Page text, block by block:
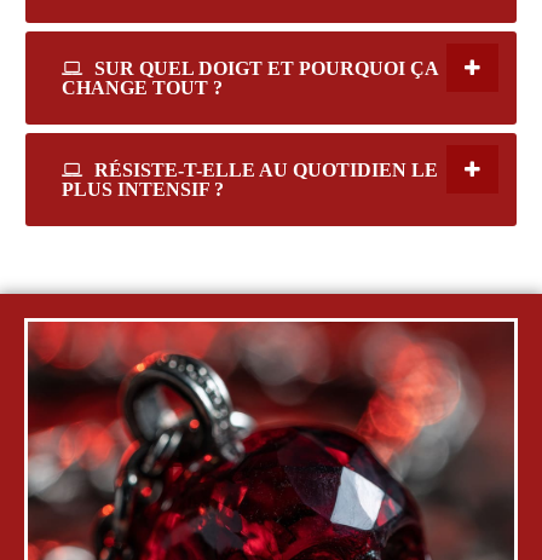
SUR QUEL DOIGT ET POURQUOI ÇA
CHANGE TOUT ?
RÉSISTE-T-ELLE AU QUOTIDIEN LE
PLUS INTENSIF ?